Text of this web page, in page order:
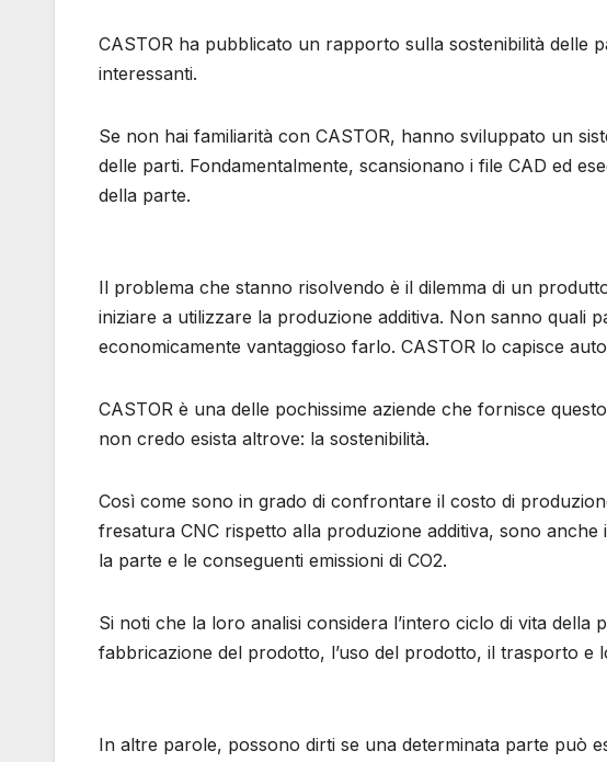
CASTOR ha pubblicato un rapporto sulla sostenibilità delle
interessanti.
Se non hai familiarità con CASTOR, hanno sviluppato un
delle parti. Fondamentalmente, scansionano i file CAD ed
della parte.
Il problema che stanno risolvendo è il dilemma di un
iniziare a utilizzare la produzione additiva. Non sanno quali
economicamente vantaggioso farlo. CASTOR lo capisce
CASTOR è una delle pochissime aziende che fornisce
non credo esista altrove: la sostenibilità.
Così come sono in grado di confrontare il costo di
fresatura CNC rispetto alla produzione additiva, sono anche
la parte e le conseguenti emissioni di CO2.
Si noti che la loro analisi considera l’intero ciclo di vita
fabbricazione del prodotto, l’uso del prodotto, il trasporto e
In altre parole, possono dirti se una determinata parte può